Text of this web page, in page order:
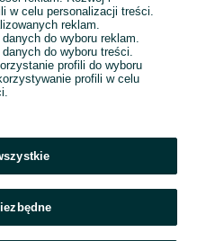
się
w celu personalizacji treści.
reklam.
do wyboru reklam.
do wyboru treści.
profili do wyboru
profili w celu